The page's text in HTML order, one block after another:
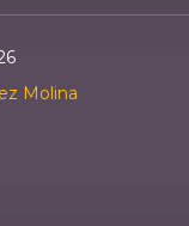
Molina